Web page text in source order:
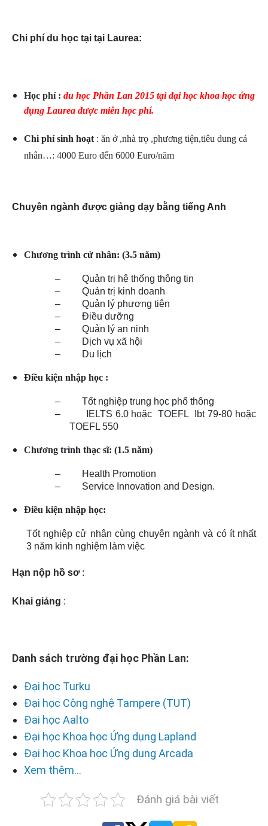
Chi phí du học tại tại Laurea:
Học phí : du học Phần Lan 2015 tại đại học khoa học ứng
dụng Laurea được miễn học phí.
Chi phí sinh hoạt : ăn ở ,nhà trọ ,phương tiện,tiêu dung cá
nhân…: 4000 Euro đến 6000 Euro/năm
Chuyên ngành được giảng dạy bằng tiếng Anh
Chương trình cử nhân: (3.5 năm)
– Quản trị hệ thống thông tin
– Quản trị kinh doanh
– Quản lý phương tiện
– Điều dưỡng
– Quản lý an ninh
– Dịch vụ xã hội
– Du lịch
Điều kiện nhập học :
– Tốt nghiệp trung học phổ thông
– IELTS 6.0 hoặc TOEFL Ibt 79-80 hoặc
TOEFL 550
Chương trình thạc sĩ: (1.5 năm)
– Health Promotion
– Service Innovation and Design.
Điều kiện nhập học:
Tốt nghiệp cử nhân cùng chuyên ngành và có ít nhất
3 năm kinh nghiệm làm việc
Hạn nộp hồ sơ:
Khai giảng :
Danh sách trường đại học Phần Lan:
Đại học Turku
Đại học Công nghệ Tampere (TUT)
Đai học Aalto
Đại học Khoa học Ứng dụng Lapland
Đại học Khoa học Ứng dụng Arcada
Xem thêm...
Đánh giá bài viết